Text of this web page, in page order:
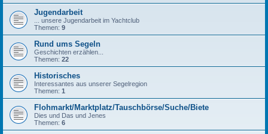
Jugendarbeit
... unsere Jugendarbeit im Yachtclub
Themen: 9
Rund ums Segeln
Geschichten erzählen...
Themen: 22
Historisches
Interessantes aus unserer Segelregion
Themen: 1
Flohmarkt/Marktplatz/Tauschbörse/Suche/Biete
Dies und Das und Jenes
Themen: 6